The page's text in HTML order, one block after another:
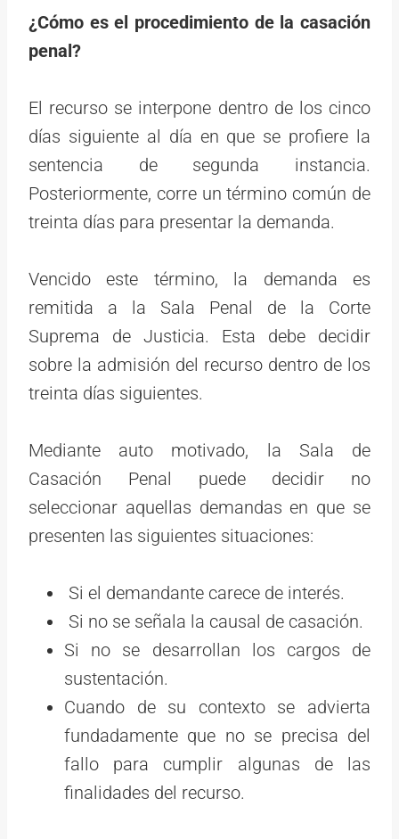
¿Cómo es el procedimiento de la casación
penal?
El recurso se interpone dentro de los cinco
días siguiente al día en que se profiere la
sentencia de segunda instancia.
Posteriormente, corre un término común de
treinta días para presentar la demanda.
Vencido este término, la demanda es
remitida a la Sala Penal de la Corte
Suprema de Justicia. Esta debe decidir
sobre la admisión del recurso dentro de los
treinta días siguientes.
Mediante auto motivado, la Sala de
Casación Penal puede decidir no
seleccionar aquellas demandas en que se
presenten las siguientes situaciones:
Si el demandante carece de interés.
Si no se señala la causal de casación.
Si no se desarrollan los cargos de
sustentación.
Cuando de su contexto se advierta
fundadamente que no se precisa del
fallo para cumplir algunas de las
finalidades del recurso.